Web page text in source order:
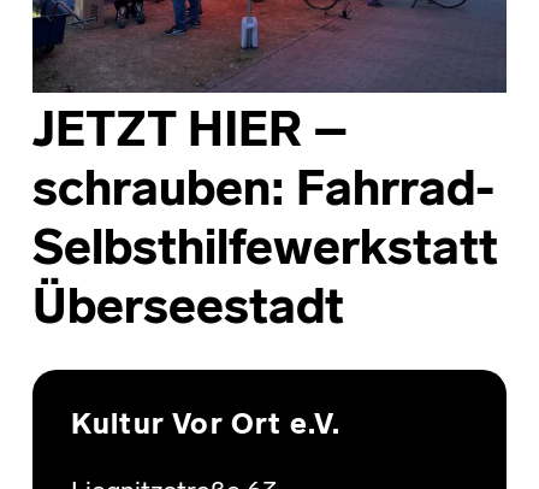
JETZT HIER –
schrauben: Fahrrad-
Selbsthilfewerkstatt
Überseestadt
Skip back to main navigation
Kultur Vor Ort e.V.